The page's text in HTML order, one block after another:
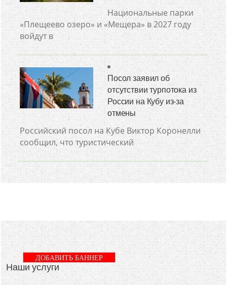
Национальные парки
«Плещеево озеро» и «Мещера» в 2027 году
войдут в
Посол заявил об
отсутствии турпотока из
России на Кубу из-за
отмены
Российский посол на Кубе Виктор Коронелли
сообщил, что туристический
Наши услуги
ДОБАВИТЬ БАННЕР